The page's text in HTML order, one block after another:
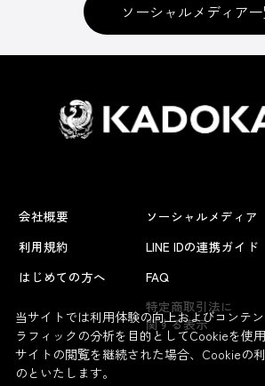
ソーシャルメディア
会社概要
利用規約
はじめての方へ
ソーシャルメディア
LINE IDの連携ガイド
FAQ
特定商取引法に
関する表示
当サイトでは利用体験の向上およびコンテ
ラフィックの分析を目的としてCookieを使
サイトの閲覧を継続された場合、Cookieの
のといたします。